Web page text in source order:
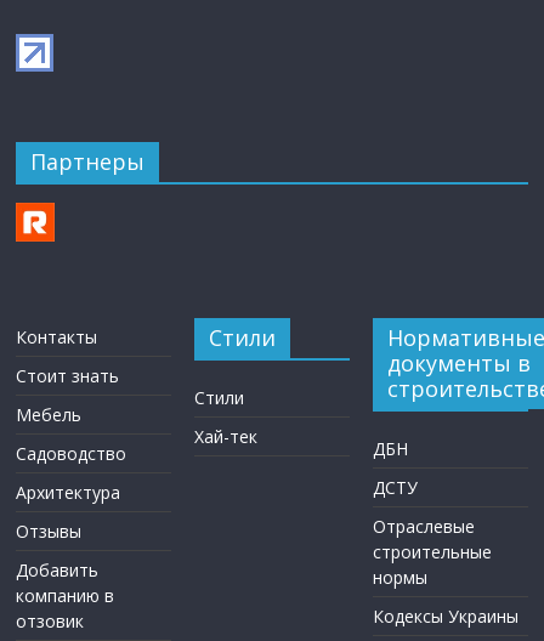
Партнеры
Контакты
Стоит знать
Мебель
Садоводство
Архитектура
Отзывы
Добавить
компанию в
отзовик
Стили
Стили
Хай-тек
Нормативные
документы в
ДБН
ДСТУ
Отраслевые
строительные
нормы
Кодексы Украины